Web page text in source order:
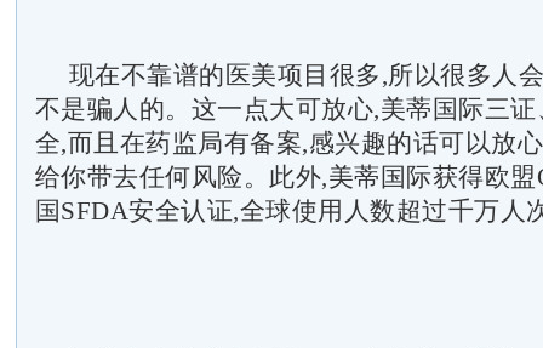
现在不靠谱的医美项目很多,所以很多人
不是骗人的。这一点大可放心,美蒂国际三
全,而且在药监局有备案,感兴趣的话可以放
给你带去任何风险。此外,美蒂国际获得欧
国SFDA安全认证,全球使用人数超过千万人